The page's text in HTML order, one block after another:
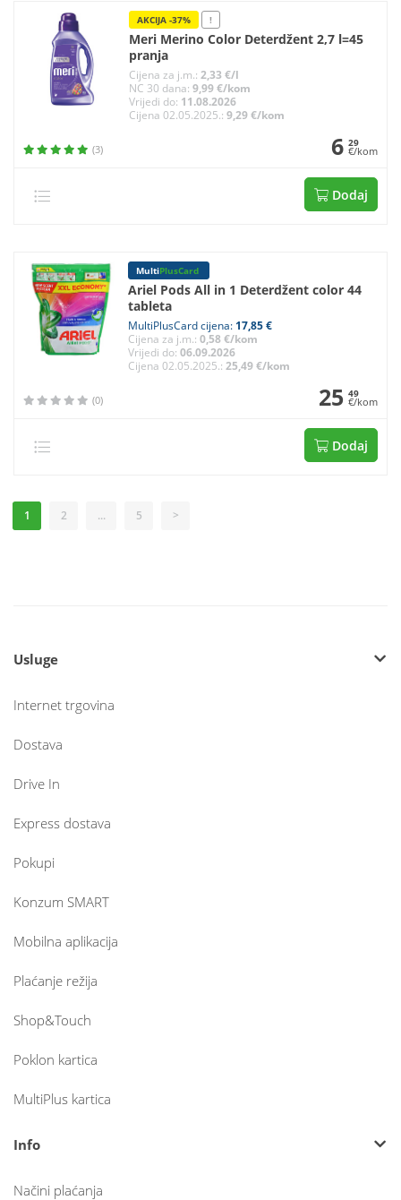
AKCIJA -37% !
Meri Merino Color Deterdžent 2,7 l=45
pranja
Cijena za j.m.: 2,33 €/l
NC 30 dana: 9,99 €/kom
Vrijedi do: 11.08.2026
Cijena 02.05.2025.: 9,29 €/kom
(3) 6 29
€/kom
Dodaj
MultiPlusCard
Ariel Pods All in 1 Deterdžent color 44
tableta
MultiPlusCard cijena: 17,85 €
Cijena za j.m.: 0,58 €/kom
Vrijedi do: 06.09.2026
Cijena 02.05.2025.: 25,49 €/kom
(0) 25 49
€/kom
Dodaj
1 2 ... 5 >
Usluge
Internet trgovina
Dostava
Drive In
Express dostava
Pokupi
Konzum SMART
Mobilna aplikacija
Plaćanje režija
Shop&Touch
Poklon kartica
MultiPlus kartica
Info
Načini plaćanja